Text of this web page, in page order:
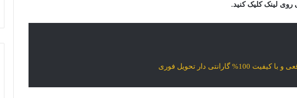
روی لینک کلیک کنید.
گارانتی دار تحویل فوری